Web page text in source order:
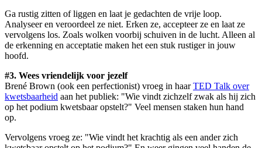
Ga rustig zitten of liggen en laat je gedachten de vrije loop.
Analyseer en veroordeel ze niet. Erken ze, accepteer ze en laat ze
vervolgens los. Zoals wolken voorbij schuiven in de lucht. Alleen al
de erkenning en acceptatie maken het een stuk rustiger in jouw
hoofd.
#3. Wees vriendelijk voor jezelf
Brené Brown (ook een perfectionist) vroeg in haarTED Talk over
kwetsbaarheid aan het publiek: "Wie vindt zichzelf zwak als hij zich
op het podium kwetsbaar opstelt?" Veel mensen staken hun hand
op.
Vervolgens vroeg ze: "Wie vindt het krachtig als een ander zich